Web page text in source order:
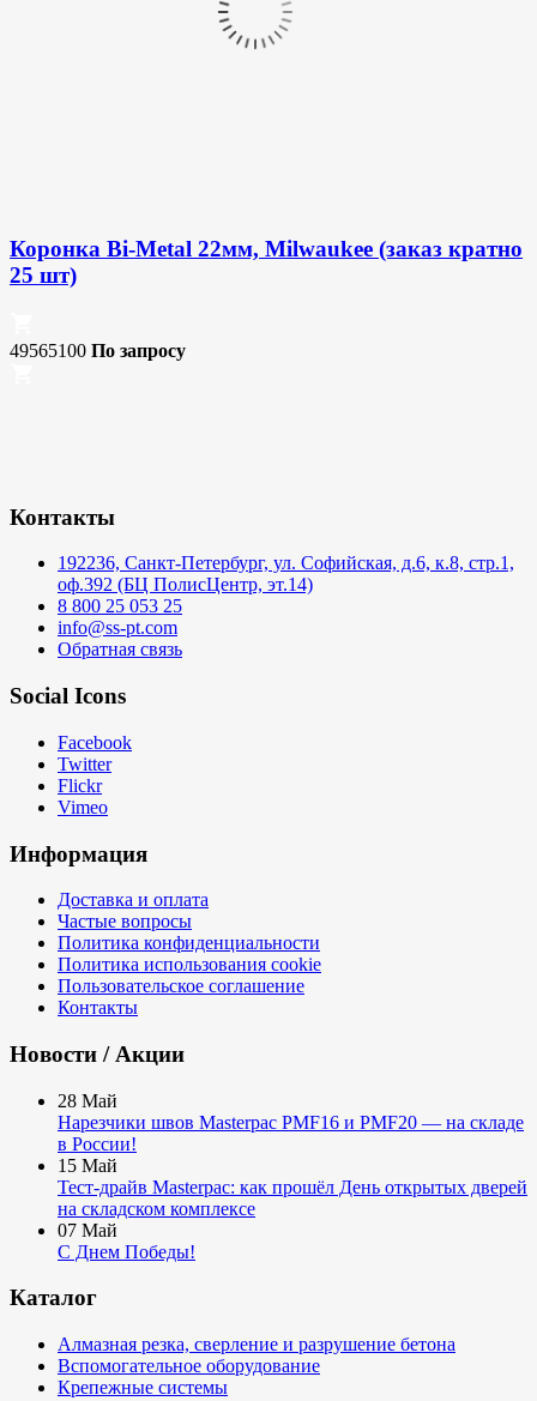
Коронка Bi-Metal 22мм, Milwaukee (заказ кратно
25 шт)
49565100 По запросу
Контакты
192236, Санкт-Петербург, ул. Софийская, д.6, к.8, стр.1,
оф.392 (БЦ ПолисЦентр, эт.14)
8 800 25 053 25
info@ss-pt.com
Обратная связь
Social Icons
Facebook
Twitter
Flickr
Vimeo
Информация
Доставка и оплата
Частые вопросы
Политика конфиденциальности
Политика использования cookie
Пользовательское соглашение
Контакты
Новости / Акции
28 Май
Нарезчики швов Masterpac PMF16 и PMF20 — на складе
в России!
15 Май
Тест-драйв Masterpac: как прошёл День открытых дверей
на складском комплексе
07 Май
С Днем Победы!
Каталог
Алмазная резка, сверление и разрушение бетона
Вспомогательное оборудование
Крепежные системы